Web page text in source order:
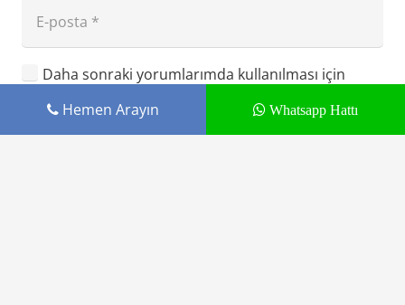
Daha sonraki yorumlarımda kullanılması için
tarayıcıya kaydedilsin.
Hemen Arayın Whatsapp Hattı